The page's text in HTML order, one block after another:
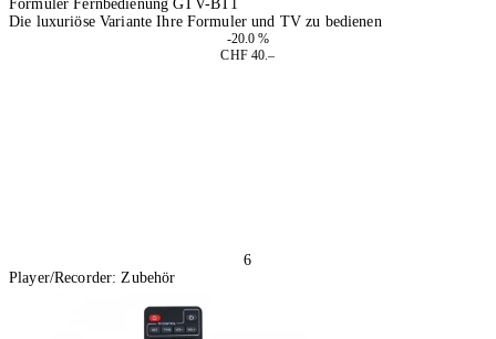
Formuler Fernbedienung GTV-BT1
Die luxuriöse Variante Ihre Formuler und TV zu bedienen
-20.0 %
CHF 40.–
6
Player/Recorder: Zubehör